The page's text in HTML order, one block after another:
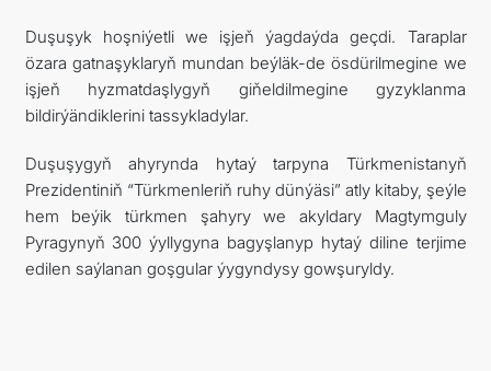
Duşuşyk hoşniýetli we işjeň ýagdaýda geçdi. Taraplar
özara gatnaşyklaryň mundan beýläk-de ösdürilmegine we
işjeň hyzmatdaşlygyň giňeldilmegine gyzyklanma
bildirýändiklerini tassykladylar.
Duşuşygyň ahyrynda hytaý tarpyna Türkmenistanyň
Prezidentiniň “Türkmenleriň ruhy dünýäsi” atly kitaby, şeýle
hem beýik türkmen şahyry we akyldary Magtymguly
Pyragynyň 300 ýyllygyna bagyşlanyp hytaý diline terjime
edilen saýlanan goşgular ýygyndysy gowşuryldy.